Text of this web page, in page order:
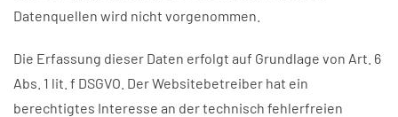
Datenquellen wird nicht vorgenommen.
Die Erfassung dieser Daten erfolgt auf Grundlage von Art. 6
Abs. 1 lit. f DSGVO. Der Websitebetreiber hat ein
berechtigtes Interesse an der technisch fehlerfreien